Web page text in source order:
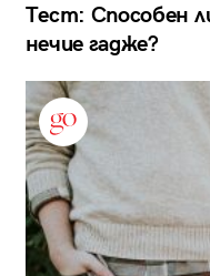
Тест: Способен
нечие гадже?